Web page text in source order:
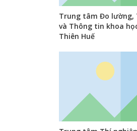
Trung tâm Đo lường,
và Thông tin khoa
Thiên Huế